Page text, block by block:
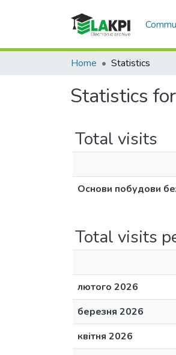
Home Statistics
Statistics
Total visits
Основи побудови
Total visits
лютого 2026
березня 2026
квітня 2026